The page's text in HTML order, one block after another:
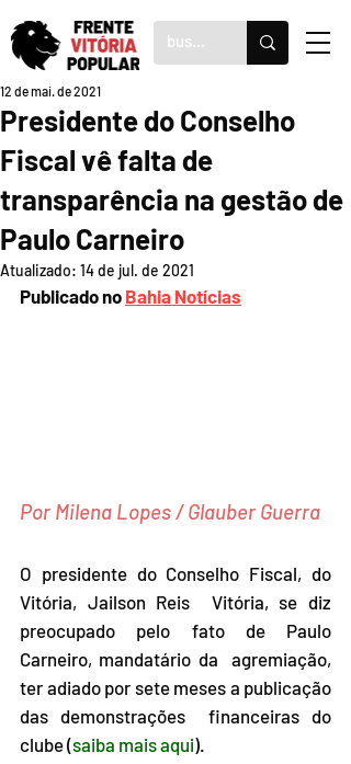
Presidente do Conselho
Fiscal vê falta de
transparência na gestão de
Paulo Carneiro
12 de mai. de 2021
Atualizado: 14 de jul. de 2021
Publicado no Bahia Notícias
Por Milena Lopes / Glauber Guerra
O presidente do Conselho Fiscal, do
Vitória, Jailson Reis  Vitória, se diz
preocupado pelo fato de Paulo
Carneiro, mandatário da  agremiação,
ter adiado por sete meses a publicação
das demonstrações  financeiras do
clube (saiba mais aqui).